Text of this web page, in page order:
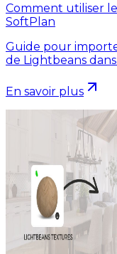
Comment utiliser
SoftPlan
Guide pour
de Lightbeans
En savoir plus